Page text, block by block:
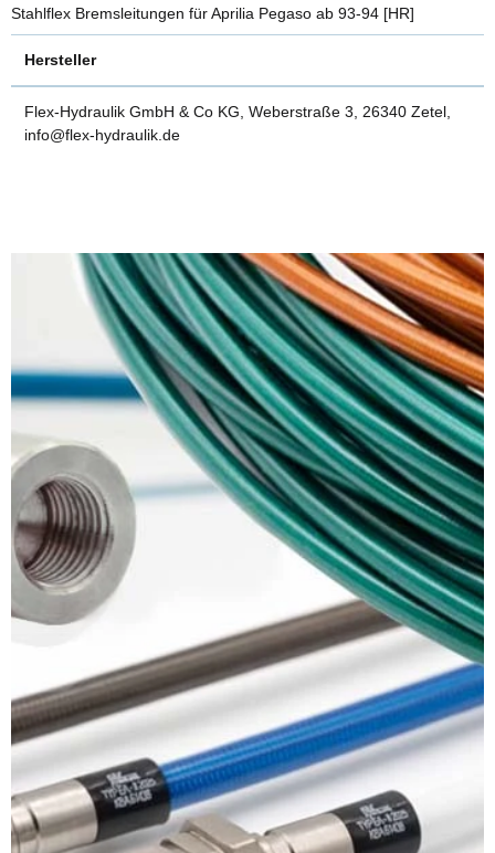
Stahlflex Bremsleitungen für Aprilia Pegaso ab 93-94 [HR]
Hersteller
Flex-Hydraulik GmbH & Co KG, Weberstraße 3, 26340 Zetel,
info@flex-hydraulik.de